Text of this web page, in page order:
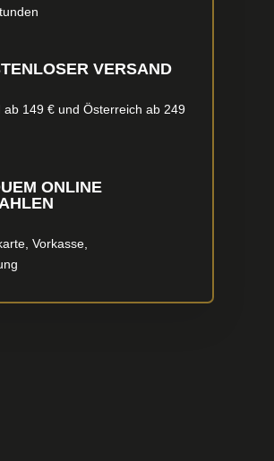
VERSAND
ab 149 € und Österreich ab 249
ONLINE
Vorkasse,